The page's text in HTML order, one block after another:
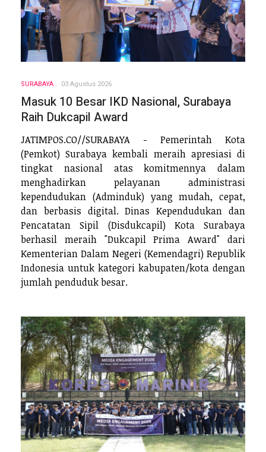
SURABAYA 03 Agustus 2026
Masuk 10 Besar IKD Nasional, Surabaya
Raih Dukcapil Award
JATIMPOS.CO//SURABAYA - Pemerintah Kota
(Pemkot) Surabaya kembali meraih apresiasi di
tingkat nasional atas komitmennya dalam
menghadirkan pelayanan administrasi
kependudukan (Adminduk) yang mudah, cepat,
dan berbasis digital. Dinas Kependudukan dan
Pencatatan Sipil (Disdukcapil) Kota Surabaya
berhasil meraih "Dukcapil Prima Award" dari
Kementerian Dalam Negeri (Kemendagri) Republik
Indonesia untuk kategori kabupaten/kota dengan
jumlah penduduk besar.